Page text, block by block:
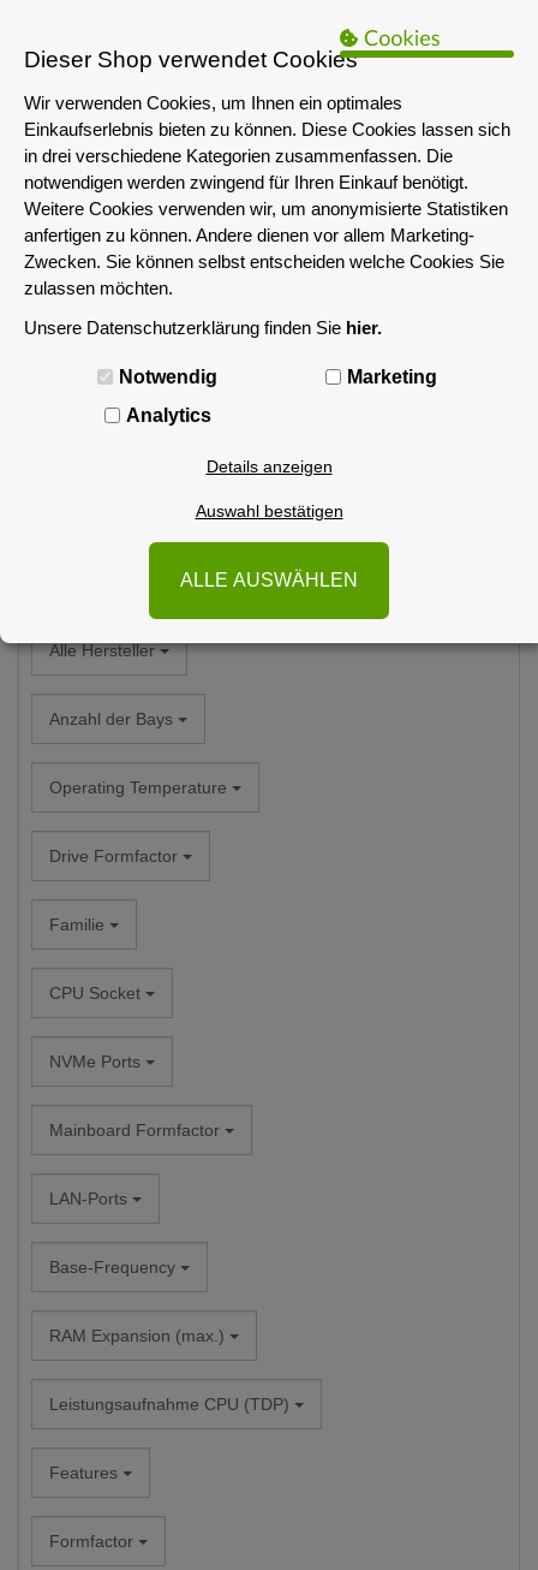
Das servershop-bayern.de Angebot richtet sich nur an
Unternehmen i.S.d. § 14 BGB sowie die öffentliche Hand. Ein Verkauf
an Privatpersonen ist nicht möglich.
MENÜ
Alle Hersteller
Anzahl der Bays
Operating Temperature
Drive Formfactor
Familie
CPU Socket
NVMe Ports
Mainboard Formfactor
LAN-Ports
Base-Frequency
RAM Expansion (max.)
Leistungsaufnahme CPU (TDP)
Features
Formfactor
Dieser Shop verwendet Cookies
Wir verwenden Cookies, um Ihnen ein optimales
Einkaufserlebnis bieten zu können. Diese Cookies lassen sich
in drei verschiedene Kategorien zusammenfassen. Die
notwendigen werden zwingend für Ihren Einkauf benötigt.
Weitere Cookies verwenden wir, um anonymisierte Statistiken
anfertigen zu können. Andere dienen vor allem Marketing-
Zwecken. Sie können selbst entscheiden welche Cookies Sie
zulassen möchten.
Unsere Datenschutzerklärung finden Sie hier.
Notwendig
Marketing
Analytics
Details anzeigen
Auswahl bestätigen
ALLE AUSWÄHLEN